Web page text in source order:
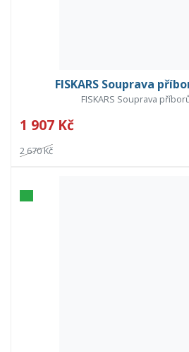
FISKARS Souprava
FISKARS Souprava
1 907 Kč
2 670 Kč